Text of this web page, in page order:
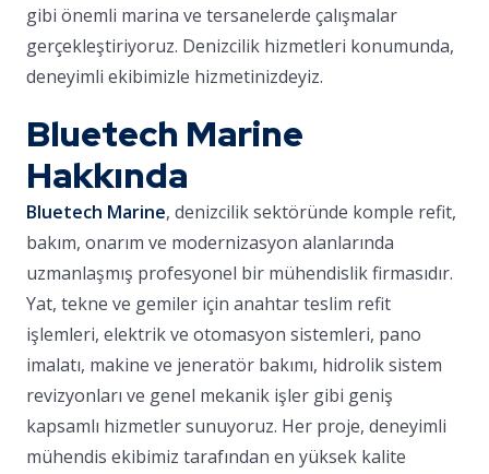
gibi önemli marina ve tersanelerde çalışmalar
gerçekleştiriyoruz. Denizcilik hizmetleri konumunda,
deneyimli ekibimizle hizmetinizdeyiz.
Bluetech Marine
Hakkında
Bluetech Marine, denizcilik sektöründe komple refit,
bakım, onarım ve modernizasyon alanlarında
uzmanlaşmış profesyonel bir mühendislik firmasıdır.
Yat, tekne ve gemiler için anahtar teslim refit
işlemleri, elektrik ve otomasyon sistemleri, pano
imalatı, makine ve jeneratör bakımı, hidrolik sistem
revizyonları ve genel mekanik işler gibi geniş
kapsamlı hizmetler sunuyoruz. Her proje, deneyimli
mühendis ekibimiz tarafından en yüksek kalite